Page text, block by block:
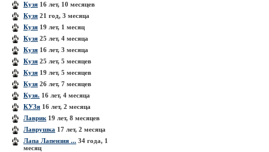
Кузя 16 лет, 10 месяцев
Кузя 21 год, 3 месяца
Кузя 19 лет, 1 месяц
Кузя 25 лет, 4 месяца
Кузя 16 лет, 3 месяца
Кузя 25 лет, 5 месяцев
Кузя 19 лет, 5 месяцев
Кузя 26 лет, 7 месяцев
Кузя. 16 лет, 4 месяца
КУЗя 16 лет, 2 месяца
Лаврик 19 лет, 8 месяцев
Лаврушка 17 лет, 2 месяца
Лапа Лапензия ... 34 года, 1
месяц